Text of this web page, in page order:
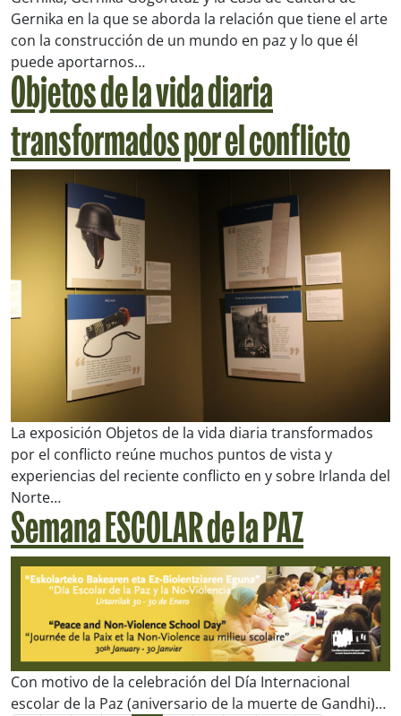
Gernika en la que se aborda la relación que tiene el arte
con la construcción de un mundo en paz y lo que él
puede aportarnos…
Objetos de la vida diaria
transformados por el conflicto
La exposición Objetos de la vida diaria transformados
por el conflicto reúne muchos puntos de vista y
experiencias del reciente conflicto en y sobre Irlanda del
Norte…
Semana ESCOLAR de la PAZ
Con motivo de la celebración del Día Internacional
escolar de la Paz (aniversario de la muerte de Gandhi)…